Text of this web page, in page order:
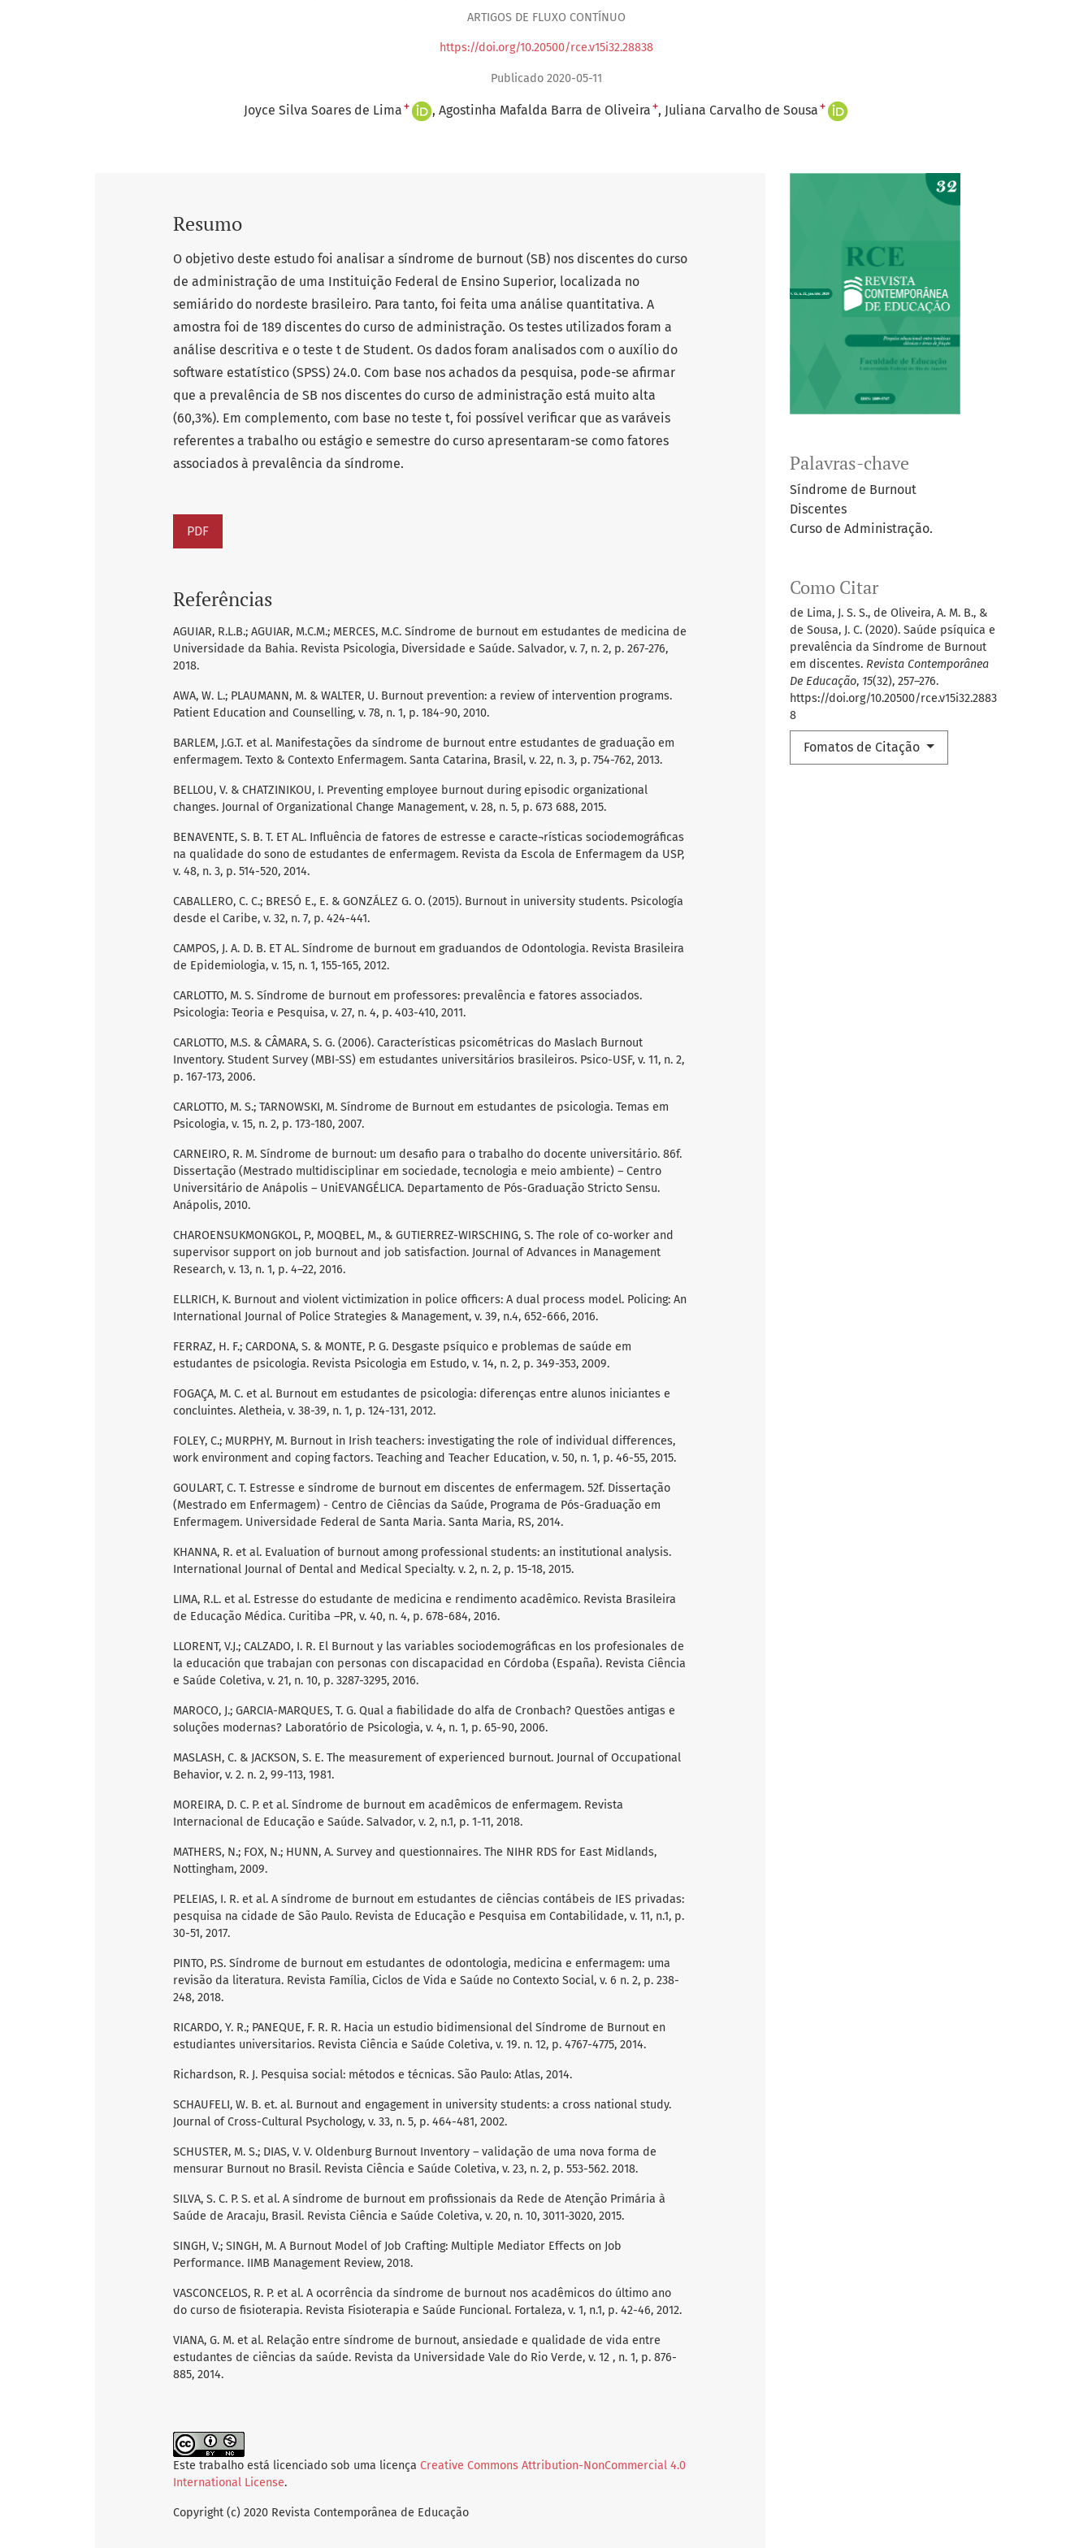
ARTIGOS DE FLUXO CONTÍNUO
https://doi.org/10.20500/rce.v15i32.28838
Publicado 2020-05-11
Joyce Silva Soares de Lima + Agostinha Mafalda Barra de Oliveira + Juliana Carvalho de Sousa +
Palavras-chave
Síndrome de Burnout
Discentes
Curso de Administração.
Como Citar
de Lima, J. S. S., de Oliveira, A. M. B., &
de Sousa, J. C. (2020). Saúde psíquica e
prevalência da Síndrome de Burnout
em discentes. Revista Contemporânea
De Educação, 15(32), 257–276.
https://doi.org/10.20500/rce.v15i32.2883
8
Fomatos de Citação
Resumo
O objetivo deste estudo foi analisar a síndrome de burnout (SB) nos discentes do curso
de administração de uma Instituição Federal de Ensino Superior, localizada no
semiárido do nordeste brasileiro. Para tanto, foi feita uma análise quantitativa. A
amostra foi de 189 discentes do curso de administração. Os testes utilizados foram a
análise descritiva e o teste t de Student. Os dados foram analisados com o auxílio do
software estatístico (SPSS) 24.0. Com base nos achados da pesquisa, pode-se afirmar
que a prevalência de SB nos discentes do curso de administração está muito alta
(60,3%). Em complemento, com base no teste t, foi possível verificar que as varáveis
referentes a trabalho ou estágio e semestre do curso apresentaram-se como fatores
associados à prevalência da síndrome.
PDF
Referências
AGUIAR, R.L.B.; AGUIAR, M.C.M.; MERCES, M.C. Síndrome de burnout em estudantes de medicina de
Universidade da Bahia. Revista Psicologia, Diversidade e Saúde. Salvador, v. 7, n. 2, p. 267-276,
2018.
AWA, W. L.; PLAUMANN, M. & WALTER, U. Burnout prevention: a review of intervention programs.
Patient Education and Counselling, v. 78, n. 1, p. 184-90, 2010.
BARLEM, J.G.T. et al. Manifestações da síndrome de burnout entre estudantes de graduação em
enfermagem. Texto & Contexto Enfermagem. Santa Catarina, Brasil, v. 22, n. 3, p. 754-762, 2013.
BELLOU, V. & CHATZINIKOU, I. Preventing employee burnout during episodic organizational
changes. Journal of Organizational Change Management, v. 28, n. 5, p. 673 688, 2015.
BENAVENTE, S. B. T. ET AL. Influência de fatores de estresse e caracte¬rísticas sociodemográficas
na qualidade do sono de estudantes de enfermagem. Revista da Escola de Enfermagem da USP,
v. 48, n. 3, p. 514-520, 2014.
CABALLERO, C. C.; BRESÓ E., E. & GONZÁLEZ G. O. (2015). Burnout in university students. Psicología
desde el Caribe, v. 32, n. 7, p. 424-441.
CAMPOS, J. A. D. B. ET AL. Síndrome de burnout em graduandos de Odontologia. Revista Brasileira
de Epidemiologia, v. 15, n. 1, 155-165, 2012.
CARLOTTO, M. S. Síndrome de burnout em professores: prevalência e fatores associados.
Psicologia: Teoria e Pesquisa, v. 27, n. 4, p. 403-410, 2011.
CARLOTTO, M.S. & CÂMARA, S. G. (2006). Características psicométricas do Maslach Burnout
Inventory. Student Survey (MBI-SS) em estudantes universitários brasileiros. Psico-USF, v. 11, n. 2,
p. 167-173, 2006.
CARLOTTO, M. S.; TARNOWSKI, M. Síndrome de Burnout em estudantes de psicologia. Temas em
Psicologia, v. 15, n. 2, p. 173-180, 2007.
CARNEIRO, R. M. Síndrome de burnout: um desafio para o trabalho do docente universitário. 86f.
Dissertação (Mestrado multidisciplinar em sociedade, tecnologia e meio ambiente) – Centro
Universitário de Anápolis – UniEVANGÉLICA. Departamento de Pós-Graduação Stricto Sensu.
Anápolis, 2010.
CHAROENSUKMONGKOL, P., MOQBEL, M., & GUTIERREZ-WIRSCHING, S. The role of co-worker and
supervisor support on job burnout and job satisfaction. Journal of Advances in Management
Research, v. 13, n. 1, p. 4–22, 2016.
ELLRICH, K. Burnout and violent victimization in police officers: A dual process model. Policing: An
International Journal of Police Strategies & Management, v. 39, n.4, 652-666, 2016.
FERRAZ, H. F.; CARDONA, S. & MONTE, P. G. Desgaste psíquico e problemas de saúde em
estudantes de psicologia. Revista Psicologia em Estudo, v. 14, n. 2, p. 349-353, 2009.
FOGAÇA, M. C. et al. Burnout em estudantes de psicologia: diferenças entre alunos iniciantes e
concluintes. Aletheia, v. 38-39, n. 1, p. 124-131, 2012.
FOLEY, C.; MURPHY, M. Burnout in Irish teachers: investigating the role of individual differences,
work environment and coping factors. Teaching and Teacher Education, v. 50, n. 1, p. 46-55, 2015.
GOULART, C. T. Estresse e síndrome de burnout em discentes de enfermagem. 52f. Dissertação
(Mestrado em Enfermagem) - Centro de Ciências da Saúde, Programa de Pós-Graduação em
Enfermagem. Universidade Federal de Santa Maria. Santa Maria, RS, 2014.
KHANNA, R. et al. Evaluation of burnout among professional students: an institutional analysis.
International Journal of Dental and Medical Specialty. v. 2, n. 2, p. 15-18, 2015.
LIMA, R.L. et al. Estresse do estudante de medicina e rendimento acadêmico. Revista Brasileira
de Educação Médica. Curitiba –PR, v. 40, n. 4, p. 678-684, 2016.
LLORENT, V.J.; CALZADO, I. R. El Burnout y las variables sociodemográficas en los profesionales de
la educación que trabajan con personas con discapacidad en Córdoba (España). Revista Ciência
e Saúde Coletiva, v. 21, n. 10, p. 3287-3295, 2016.
MAROCO, J.; GARCIA-MARQUES, T. G. Qual a fiabilidade do alfa de Cronbach? Questões antigas e
soluções modernas? Laboratório de Psicologia, v. 4, n. 1, p. 65-90, 2006.
MASLASH, C. & JACKSON, S. E. The measurement of experienced burnout. Journal of Occupational
Behavior, v. 2. n. 2, 99-113, 1981.
MOREIRA, D. C. P. et al. Síndrome de burnout em acadêmicos de enfermagem. Revista
Internacional de Educação e Saúde. Salvador, v. 2, n.1, p. 1-11, 2018.
MATHERS, N.; FOX, N.; HUNN, A. Survey and questionnaires. The NIHR RDS for East Midlands,
Nottingham, 2009.
PELEIAS, I. R. et al. A síndrome de burnout em estudantes de ciências contábeis de IES privadas:
pesquisa na cidade de São Paulo. Revista de Educação e Pesquisa em Contabilidade, v. 11, n.1, p.
30-51, 2017.
PINTO, P.S. Síndrome de burnout em estudantes de odontologia, medicina e enfermagem: uma
revisão da literatura. Revista Família, Ciclos de Vida e Saúde no Contexto Social, v. 6 n. 2, p. 238-
248, 2018.
RICARDO, Y. R.; PANEQUE, F. R. R. Hacia un estudio bidimensional del Síndrome de Burnout en
estudiantes universitarios. Revista Ciência e Saúde Coletiva, v. 19. n. 12, p. 4767-4775, 2014.
Richardson, R. J. Pesquisa social: métodos e técnicas. São Paulo: Atlas, 2014.
SCHAUFELI, W. B. et. al. Burnout and engagement in university students: a cross national study.
Journal of Cross-Cultural Psychology, v. 33, n. 5, p. 464-481, 2002.
SCHUSTER, M. S.; DIAS, V. V. Oldenburg Burnout Inventory – validação de uma nova forma de
mensurar Burnout no Brasil. Revista Ciência e Saúde Coletiva, v. 23, n. 2, p. 553-562. 2018.
SILVA, S. C. P. S. et al. A síndrome de burnout em profissionais da Rede de Atenção Primária à
Saúde de Aracaju, Brasil. Revista Ciência e Saúde Coletiva, v. 20, n. 10, 3011-3020, 2015.
SINGH, V.; SINGH, M. A Burnout Model of Job Crafting: Multiple Mediator Effects on Job
Performance. IIMB Management Review, 2018.
VASCONCELOS, R. P. et al. A ocorrência da síndrome de burnout nos acadêmicos do último ano
do curso de fisioterapia. Revista Fisioterapia e Saúde Funcional. Fortaleza, v. 1, n.1, p. 42-46, 2012.
VIANA, G. M. et al. Relação entre síndrome de burnout, ansiedade e qualidade de vida entre
estudantes de ciências da saúde. Revista da Universidade Vale do Rio Verde, v. 12 , n. 1, p. 876-
885, 2014.
Este trabalho está licenciado sob uma licença Creative Commons Attribution-NonCommercial 4.0
International License.
Copyright (c) 2020 Revista Contemporânea de Educação